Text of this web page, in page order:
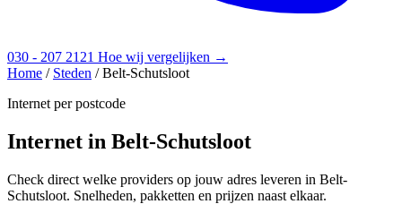
030 - 207 2121 Hoe wij vergelijken →
Home / Steden / Belt-Schutsloot
Internet per postcode
Internet in Belt-Schutsloot
Check direct welke providers op jouw adres leveren in Belt-
Schutsloot. Snelheden, pakketten en prijzen naast elkaar.